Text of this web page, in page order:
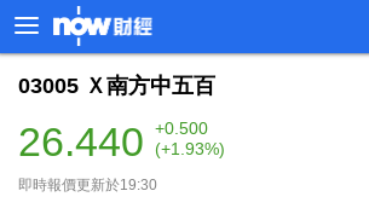
03005 Ｘ南方中五百
26.440
+0.500
(+1.93%)
即時報價更新於19:30